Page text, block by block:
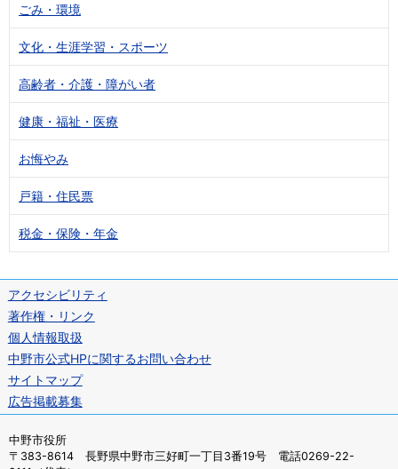
ごみ・環境
文化・生涯学習・スポーツ
高齢者・介護・障がい者
健康・福祉・医療
お悔やみ
戸籍・住民票
税金・保険・年金
アクセシビリティ
著作権・リンク
個人情報取扱
中野市公式HPに関するお問い合わせ
サイトマップ
広告掲載募集
中野市役所
〒383-8614 長野県中野市三好町一丁目3番19号 電話0269-22-